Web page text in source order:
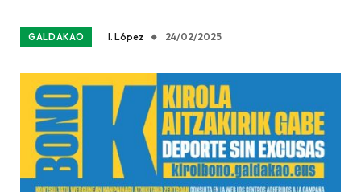
GALDAKAO I. López 24/02/2025